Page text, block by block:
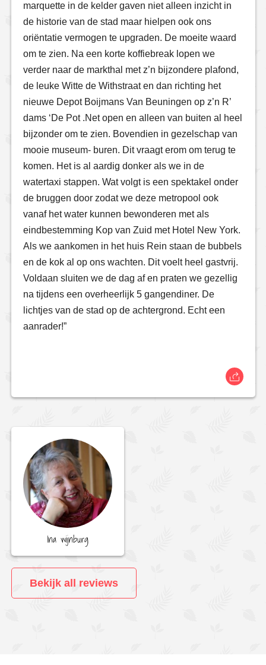
marquette in de kelder gaven niet alleen inzicht in
de historie van de stad maar hielpen ook ons
oriëntatie vermogen te upgraden. De moeite waard
om te zien. Na een korte koffiebreak lopen we
verder naar de markthal met z’n bijzondere plafond,
de leuke Witte de Withstraat en dan richting het
nieuwe Depot Boijmans Van Beuningen op z’n R’
dams ‘De Pot .Net open en alleen van buiten al heel
bijzonder om te zien. Bovendien in gezelschap van
mooie museum- buren. Dit vraagt erom om terug te
komen. Het is al aardig donker als we in de
watertaxi stappen. Wat volgt is een spektakel onder
de bruggen door zodat we deze metropool ook
vanaf het water kunnen bewonderen met als
eindbestemming Kop van Zuid met Hotel New York.
Als we aankomen in het huis Rein staan de bubbels
en de kok al op ons wachten. Dit voelt heel gastvrij.
Voldaan sluiten we de dag af en praten we gezellig
na tijdens een overheerlijk 5 gangendiner. De
lichtjes van de stad op de achtergrond. Echt een
aanrader!”
Ina wijnburg
Bekijk all reviews